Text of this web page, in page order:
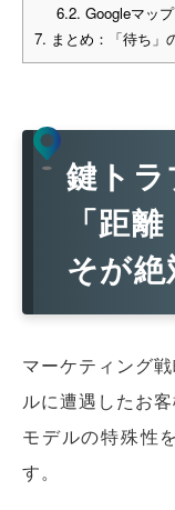
6.2. Googleマッ
7. まとめ：「待ち」
鍵トラ
「距
そが
マーケティング
ルに遭遇したお
モデルの特殊性
す。